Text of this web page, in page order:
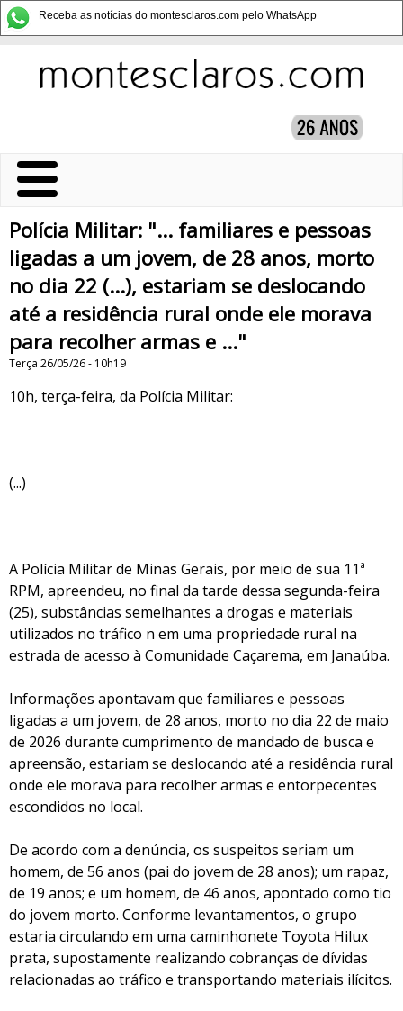
Receba as notícias do montesclaros.com pelo WhatsApp
Polícia Militar: "... familiares e pessoas
ligadas a um jovem, de 28 anos, morto
no dia 22 (...), estariam se deslocando
até a residência rural onde ele morava
para recolher armas e ..."
Terça 26/05/26 - 10h19
10h, terça-feira, da Polícia Militar:
(...)
A Polícia Militar de Minas Gerais, por meio de sua 11ª
RPM, apreendeu, no final da tarde dessa segunda-feira
(25), substâncias semelhantes a drogas e materiais
utilizados no tráfico n em uma propriedade rural na
estrada de acesso à Comunidade Caçarema, em Janaúba.
Informações apontavam que familiares e pessoas
ligadas a um jovem, de 28 anos, morto no dia 22 de maio
de 2026 durante cumprimento de mandado de busca e
apreensão, estariam se deslocando até a residência rural
onde ele morava para recolher armas e entorpecentes
escondidos no local.
De acordo com a denúncia, os suspeitos seriam um
homem, de 56 anos (pai do jovem de 28 anos); um rapaz,
de 19 anos; e um homem, de 46 anos, apontado como tio
do jovem morto. Conforme levantamentos, o grupo
estaria circulando em uma caminhonete Toyota Hilux
prata, supostamente realizando cobranças de dívidas
relacionadas ao tráfico e transportando materiais ilícitos.